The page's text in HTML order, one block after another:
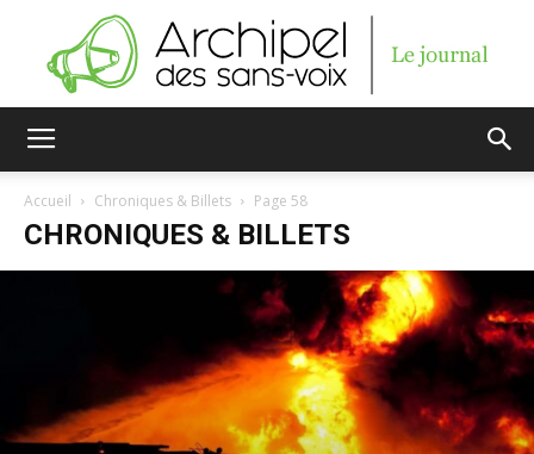
sans-
Accueil Chroniques & Billets Page 58
CHRONIQUES & BILLETS